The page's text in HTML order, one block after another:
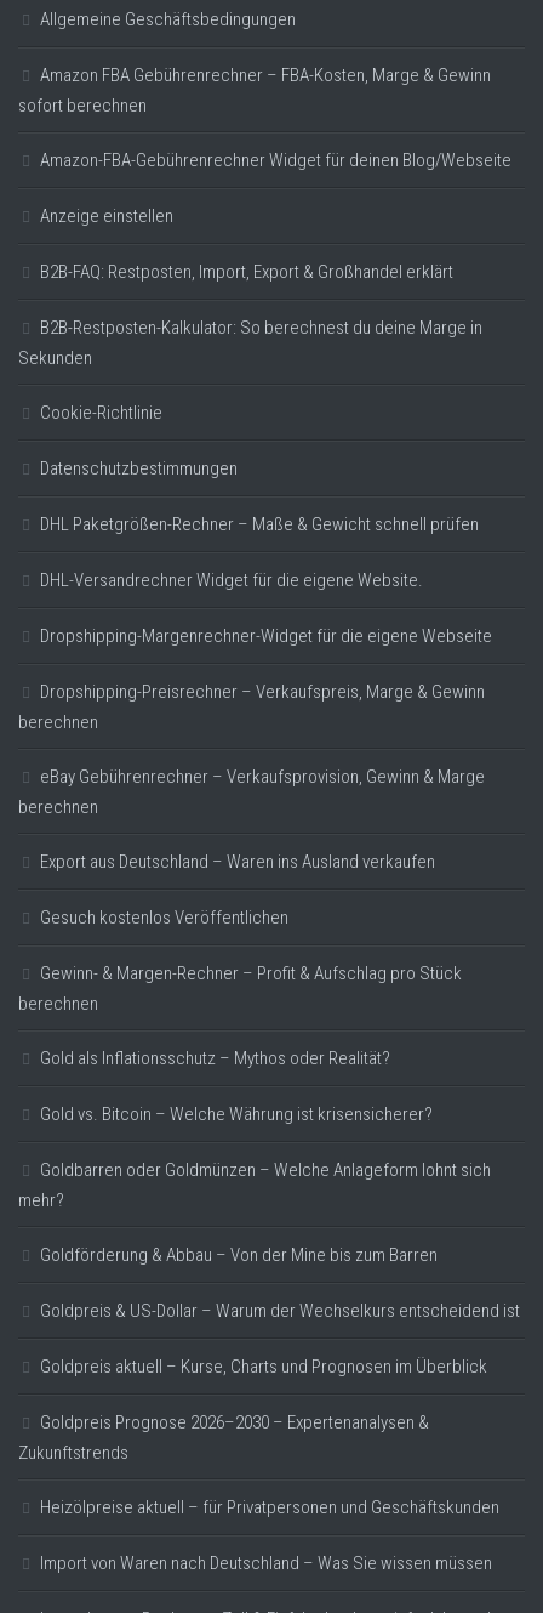
Allgemeine Geschäftsbedingungen
Amazon FBA Gebührenrechner – FBA-Kosten, Marge & Gewinn
sofort berechnen
Amazon-FBA-Gebührenrechner Widget für deinen Blog/Webseite
Anzeige einstellen
B2B-FAQ: Restposten, Import, Export & Großhandel erklärt
B2B-Restposten-Kalkulator: So berechnest du deine Marge in
Sekunden
Cookie-Richtlinie
Datenschutzbestimmungen
DHL Paketgrößen-Rechner – Maße & Gewicht schnell prüfen
DHL-Versandrechner Widget für die eigene Website.
Dropshipping-Margenrechner-Widget für die eigene Webseite
Dropshipping-Preisrechner – Verkaufspreis, Marge & Gewinn
berechnen
eBay Gebührenrechner – Verkaufsprovision, Gewinn & Marge
berechnen
Export aus Deutschland – Waren ins Ausland verkaufen
Gesuch kostenlos Veröffentlichen
Gewinn- & Margen-Rechner – Profit & Aufschlag pro Stück
berechnen
Gold als Inflationsschutz – Mythos oder Realität?
Gold vs. Bitcoin – Welche Währung ist krisensicherer?
Goldbarren oder Goldmünzen – Welche Anlageform lohnt sich
mehr?
Goldförderung & Abbau – Von der Mine bis zum Barren
Goldpreis & US-Dollar – Warum der Wechselkurs entscheidend ist
Goldpreis aktuell – Kurse, Charts und Prognosen im Überblick
Goldpreis Prognose 2026–2030 – Expertenanalysen &
Zukunftstrends
Heizölpreise aktuell – für Privatpersonen und Geschäftskunden
Import von Waren nach Deutschland – Was Sie wissen müssen